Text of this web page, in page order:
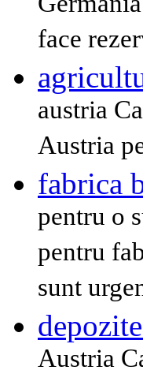
face
austria
Austria
fabrica
pentru o
pentru
sunt
Austria